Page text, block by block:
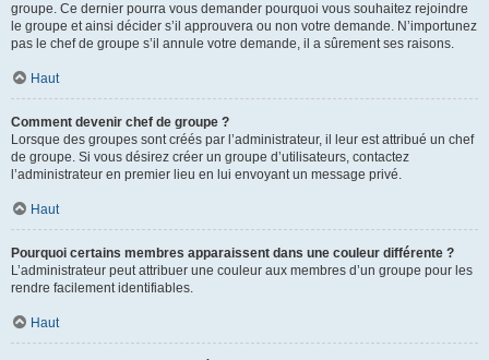
groupe. Ce dernier pourra vous demander pourquoi vous souhaitez rejoindre
le groupe et ainsi décider s’il approuvera ou non votre demande. N’importunez
pas le chef de groupe s’il annule votre demande, il a sûrement ses raisons.
Haut
Comment devenir chef de groupe ?
Lorsque des groupes sont créés par l’administrateur, il leur est attribué un chef
de groupe. Si vous désirez créer un groupe d’utilisateurs, contactez
l’administrateur en premier lieu en lui envoyant un message privé.
Haut
Pourquoi certains membres apparaissent dans une couleur différente ?
L’administrateur peut attribuer une couleur aux membres d’un groupe pour les
rendre facilement identifiables.
Haut